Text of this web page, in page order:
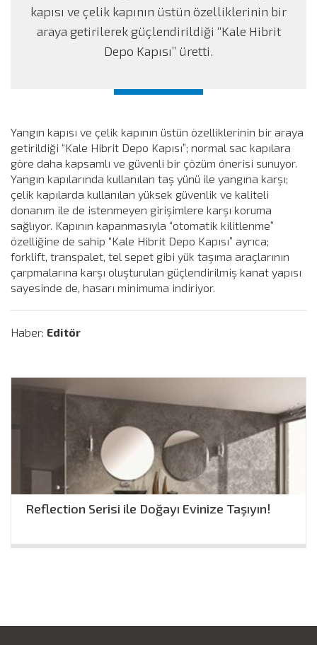
kapısı ve çelik kapının üstün özelliklerinin bir
araya getirilerek güçlendirildiği “Kale Hibrit
Depo Kapısı” üretti.
Yangın kapısı ve çelik kapının üstün özelliklerinin bir araya
getirildiği “Kale Hibrit Depo Kapısı”; normal sac kapılara
göre daha kapsamlı ve güvenli bir çözüm önerisi sunuyor.
Yangın kapılarında kullanılan taş yünü ile yangına karşı;
çelik kapılarda kullanılan yüksek güvenlik ve kaliteli
donanım ile de istenmeyen girişimlere karşı koruma
sağlıyor. Kapının kapanmasıyla “otomatik kilitlenme”
özelliğine de sahip “Kale Hibrit Depo Kapısı” ayrıca;
forklift, transpalet, tel sepet gibi yük taşıma araçlarının
çarpmalarına karşı oluşturulan güçlendirilmiş kanat yapısı
sayesinde de, hasarı minimuma indiriyor.
Haber: Editör
Reflection Serisi ile Doğayı Evinize Taşıyın!